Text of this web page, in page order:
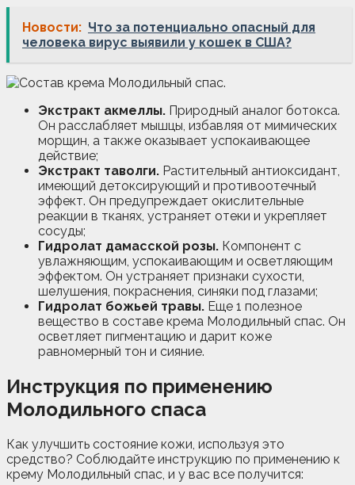
Новости: Что за потенциально опасный для
человека вирус выявили у кошек в США?
Экстракт акмеллы. Природный аналог ботокса.
Он расслабляет мышцы, избавляя от мимических
морщин, а также оказывает успокаивающее
действие;
Экстракт таволги. Растительный антиоксидант,
имеющий детоксирующий и противоотечный
эффект. Он предупреждает окислительные
реакции в тканях, устраняет отеки и укрепляет
сосуды;
Гидролат дамасской розы. Компонент с
увлажняющим, успокаивающим и осветляющим
эффектом. Он устраняет признаки сухости,
шелушения, покраснения, синяки под глазами;
Гидролат божьей травы. Еще 1 полезное
вещество в составе крема Молодильный спас. Он
осветляет пигментацию и дарит коже
равномерный тон и сияние.
Инструкция по применению
Молодильного спаса
Как улучшить состояние кожи, используя это
средство? Соблюдайте инструкцию по применению к
крему Молодильный спас, и у вас все получится: